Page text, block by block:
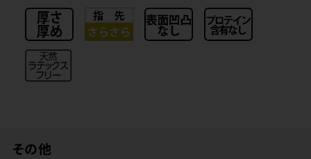
その他